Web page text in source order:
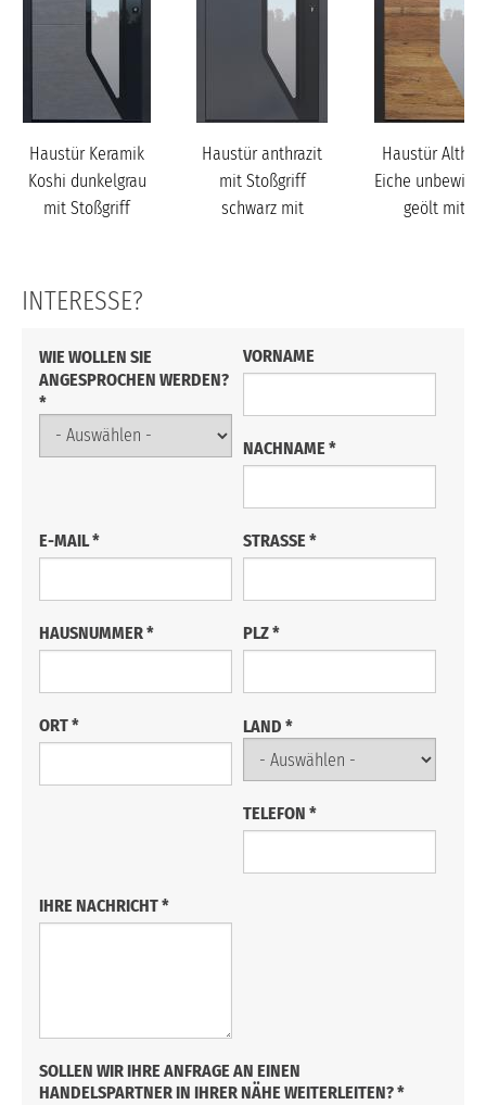
Haustür Keramik
Koshi dunkelgrau
mit Stoßgriff
Haustür anthrazit
mit Stoßgriff
schwarz mit
Haustür
Eiche
geölt mit
INTERESSE?
WIE WOLLEN SIE
ANGESPROCHEN WERDEN?
*
VORNAME
NACHNAME *
E-MAIL* STRASSE *
HAUSNUMMER* PLZ*
ORT* LAND *
TELEFON *
IHRE NACHRICHT*
SOLLEN WIR IHRE ANFRAGE AN EINEN
HANDELSPARTNER IN IHRER NÄHE WEITERLEITEN?*